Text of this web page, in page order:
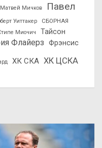
Матвей Мичков
Павел
Уиттакер
СБОРНАЯ
Миочич
Тайсон
Флайерз Фрэнсис
ХК СКА ХК ЦСКА